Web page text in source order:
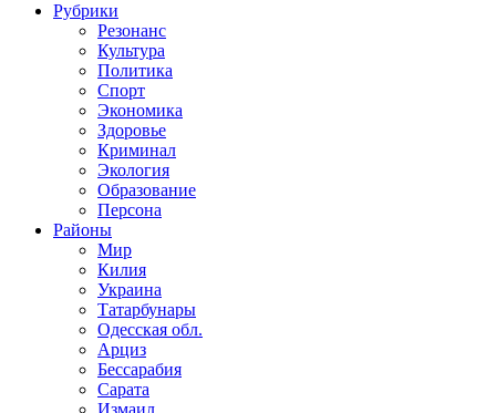
Рубрики
Резонанс
Культура
Политика
Спорт
Экономика
Здоровье
Криминал
Экология
Образование
Персона
Районы
Мир
Килия
Украина
Татарбунары
Одесская обл.
Арциз
Бессарабия
Сарата
Измаил